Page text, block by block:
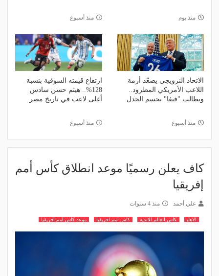
منذ يوم منذ أسبوع
الاتحاد النرويجي يصعّد أزمة
اللاعب الأمريكي المطرود..
ويطالب "فيفا" بحسم الجدل
منذ أسبوع
ارتفاع قيمته السوقية بنسبة
128%.. هيثم حسن سادس
أغلى لاعب في تاريخ مصر
منذ أسبوع
كاف يعلن رسميًا موعد انطلاق كأس أمم
إفريقيا
علي أحمد منذ 4 سنوات
الاهلي كاس العالم للاندية كاس امم افريقيا موعد كاس امم افريقيا